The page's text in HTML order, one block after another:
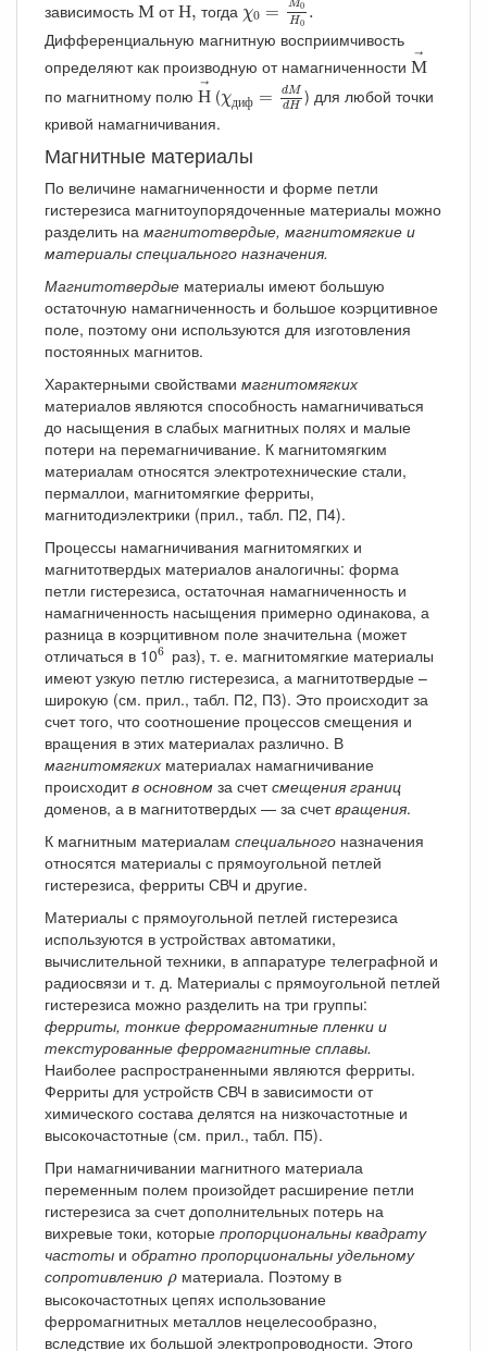
зависимость →
Мот →
Н, тогда χ0 = M0
H0
.
Дифференциальную магнитную восприимчивость
определяют как производную от намагниченности →
М
М
по магнитному полю →
Н
Н→
(χдиф = dM
dH
χ д dMd) для любой точки
кривой намагничивания.
Магнитные материалы
По величине намагниченности и форме петли
гистерезиса магнитоупорядоченные материалы можно
разделить на магнитотвердые, магнитомягкие и
материалы специального назначения.
Магнитотвердые материалы имеют большую
остаточную намагниченность и большое коэрцитивное
поле, поэтому они используются для изготовления
постоянных магнитов.
Характерными свойствами магнитомягких
материалов являются способность намагничиваться
до насыщения в слабых магнитных полях и малые
потери на перемагничивание. К магнитомягким
материалам относятся электротехнические стали,
пермаллои, магнитомягкие ферриты,
магнитодиэлектрики (прил., табл. П2, П4).
Процессы намагничивания магнитомягких и
магнитотвердых материалов аналогичны: форма
петли гистерезиса, остаточная намагниченность и
намагниченность насыщения примерно одинакова, а
разница в коэрцитивном поле значительна (может
отличаться в 106
6 раз), т. е. магнитомягкие материалы
имеют узкую петлю гистерезиса, а магнитотвердые –
широкую (см. прил., табл. П2, П3). Это происходит за
счет того, что соотношение процессов смещения и
вращения в этих материалах различно. В
магнитомягких материалах намагничивание
происходитв основном за счетсмещения границ
доменов, а в магнитотвердых — за счетвращения.
К магнитным материалам специального назначения
относятся материалы с прямоугольной петлей
гистерезиса, ферриты СВЧ и другие.
Материалы с прямоугольной петлей гистерезиса
используются в устройствах автоматики,
вычислительной техники, в аппаратуре телеграфной и
радиосвязи и т. д. Материалы с прямоугольной петлей
гистерезиса можно разделить на три группы:
ферриты, тонкие ферромагнитные пленки и
текстурованные ферромагнитные сплавы.
Наиболее распространенными являются ферриты.
Ферриты для устройств СВЧ в зависимости от
химического состава делятся на низкочастотные и
высокочастотные (см. прил., табл. П5).
При намагничивании магнитного материала
переменным полем произойдет расширение петли
гистерезиса за счет дополнительных потерь на
вихревые токи, которые пропорциональны квадрату
частоты и обратно пропорциональны удельному
сопротивлению ρ
ρ материала. Поэтому в
высокочастотных цепях использование
ферромагнитных металлов нецелесообразно,
вследствие их большой электропроводности. Этого